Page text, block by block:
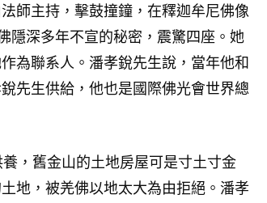
師主持，擊鼓撞鐘，在釋迦牟尼佛像
隱深多年不宣的秘密，震驚四座。她
為聯系人。潘孝銳先生說，當年他和
先生供給，他也是國際佛光會世界總
，舊金山的土地房屋可是寸土寸金
地，被羌佛以地太大為由拒絕。潘孝